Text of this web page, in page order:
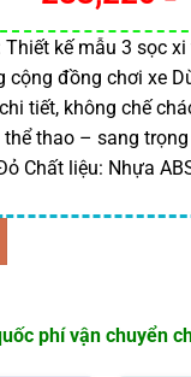
gốc
là:
289,000 ₫.
Thiết kế mẫu 3 sọc
đồng chơi xe
tiết, không chế
thao – sang
Chất liệu: Nhựa
phí vận chuyển